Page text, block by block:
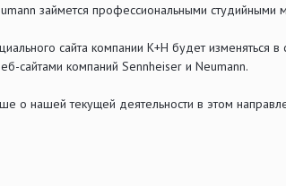
займется профессиональными студийными
сайта компании K+H будет изменяться
сайтами компаний Sennheiser и Neumann.
о нашей текущей деятельности в этом